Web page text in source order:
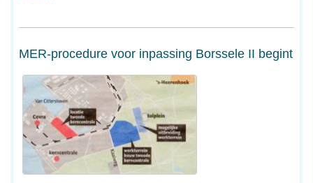
MER-procedure voor inpassing Borssele II begint